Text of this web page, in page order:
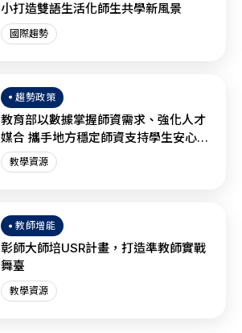
小打造雙語生活化師生共學新風景
國際趨勢
趨勢政策
教育部以數據掌握師資需求、強化人才
媒合 攜手地方穩定師資支持學生安心學
習教學資源
教師增能
彰師大師培USR計畫，打造準教師實戰
舞臺
教學資源